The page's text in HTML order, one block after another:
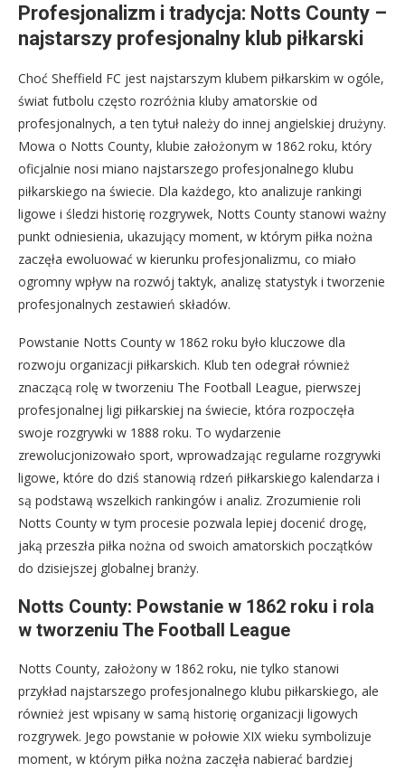
Profesjonalizm i tradycja: Notts County –
najstarszy profesjonalny klub piłkarski
Choć Sheffield FC jest najstarszym klubem piłkarskim w ogóle,
świat futbolu często rozróżnia kluby amatorskie od
profesjonalnych, a ten tytuł należy do innej angielskiej drużyny.
Mowa o Notts County, klubie założonym w 1862 roku, który
oficjalnie nosi miano najstarszego profesjonalnego klubu
piłkarskiego na świecie. Dla każdego, kto analizuje rankingi
ligowe i śledzi historię rozgrywek, Notts County stanowi ważny
punkt odniesienia, ukazujący moment, w którym piłka nożna
zaczęła ewoluować w kierunku profesjonalizmu, co miało
ogromny wpływ na rozwój taktyk, analizę statystyk i tworzenie
profesjonalnych zestawień składów.
Powstanie Notts County w 1862 roku było kluczowe dla
rozwoju organizacji piłkarskich. Klub ten odegrał również
znaczącą rolę w tworzeniu The Football League, pierwszej
profesjonalnej ligi piłkarskiej na świecie, która rozpoczęła
swoje rozgrywki w 1888 roku. To wydarzenie
zrewolucjonizowało sport, wprowadzając regularne rozgrywki
ligowe, które do dziś stanowią rdzeń piłkarskiego kalendarza i
są podstawą wszelkich rankingów i analiz. Zrozumienie roli
Notts County w tym procesie pozwala lepiej docenić drogę,
jaką przeszła piłka nożna od swoich amatorskich początków
do dzisiejszej globalnej branży.
Notts County: Powstanie w 1862 roku i rola
w tworzeniu The Football League
Notts County, założony w 1862 roku, nie tylko stanowi
przykład najstarszego profesjonalnego klubu piłkarskiego, ale
również jest wpisany w samą historię organizacji ligowych
rozgrywek. Jego powstanie w połowie XIX wieku symbolizuje
moment, w którym piłka nożna zaczęła nabierać bardziej